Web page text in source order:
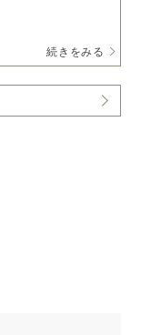
ーツに深みと心地
続きをみる